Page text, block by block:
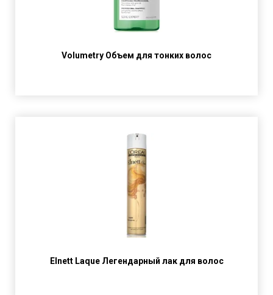
Volumetry Объем для тонких волос
Elnett Laque Легендарный лак для волос